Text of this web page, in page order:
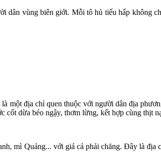
dân vùng biên giới. Mỗi tô hủ tiếu hấp không
một địa chỉ quen thuộc với người dân địa
dừa béo ngậy, thơm lừng, kết hợp cùng thịt
mì Quảng... với giá cả phải chăng. Đây là